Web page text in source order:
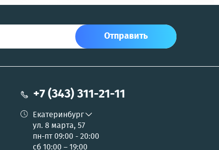
Отправить
+7 (343) 311-21-11
Екатеринбург
ул. 8 марта, 57
пн-пт 09:00 - 20:00
сб 10:00 – 19:00